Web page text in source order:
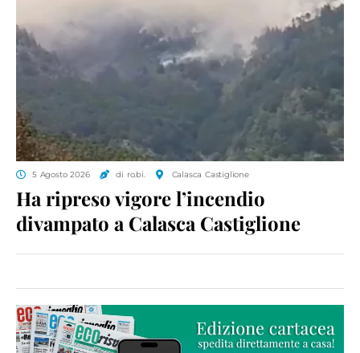
5 Agosto 2026 di ro.bi. Calasca Castiglione
Ha ripreso vigore l’incendio
divampato a Calasca Castiglione